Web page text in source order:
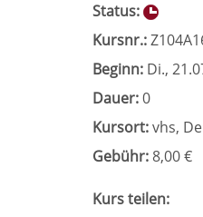
Status:
Kursnr.:
Beginn: Di.,
Dauer:0
Kursort:vhs,
Gebühr:8,00 €
Kurs teilen: